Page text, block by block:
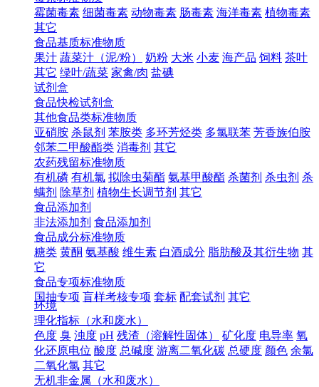
霉菌毒素 细菌毒素 动物毒素 肠毒素 海洋毒素 植物毒素
其它
食品基质标准物质
果汁 蔬菜汁（泥/粉） 奶粉 大米 小麦 海产品 饲料 茶叶
其它 绿叶/蔬菜 家禽/肉 盐碘
试剂盒
食品快检试剂盒
其他食品类标准物质
亚硝胺 杀鼠剂 苯胺类 多环芳烃类 多氯联苯 芳香族伯胺
邻苯二甲酸酯类 消毒剂 其它
农药残留标准物质
有机磷 有机氯 拟除虫菊酯 氨基甲酸酯 杀菌剂 杀虫剂 杀
螨剂 除草剂 植物生长调节剂 其它
食品添加剂
非法添加剂 食品添加剂
食品成分标准物质
糖类 黄酮 氨基酸 维生素 白酒成分 脂肪酸及其衍生物 其
它
食品专项标准物质
国抽专项 盲样考核专项 套标 配套试剂 其它
环境
理化指标（水和废水）
色度 臭 浊度 pH 残渣（溶解性固体） 矿化度 电导率 氧
化还原电位 酸度 总碱度 游离二氧化碳 总硬度 颜色 余氯
二氧化氯 其它
无机非金属（水和废水）